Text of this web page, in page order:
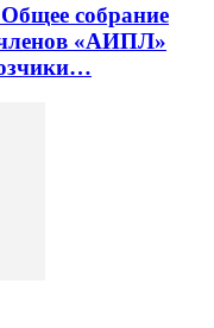
собрание
«АИПЛ»